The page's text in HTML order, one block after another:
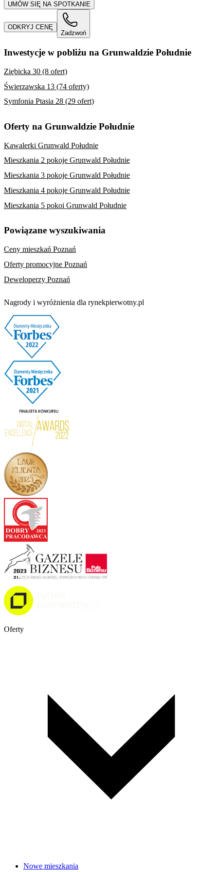
UMÓW SIĘ NA SPOTKANIE
ODKRYJ CENĘ
Zadzwoń
Inwestycje w pobliżu na Grunwaldzie Południe
Ziębicka 30 (8 ofert)
Świerzawska 13 (74 oferty)
Symfonia Ptasia 28 (29 ofert)
Oferty na Grunwaldzie Południe
Kawalerki Grunwald Południe
Mieszkania 2 pokoje Grunwald Południe
Mieszkania 3 pokoje Grunwald Południe
Mieszkania 4 pokoje Grunwald Południe
Mieszkania 5 pokoi Grunwald Południe
Powiązane wyszukiwania
Ceny mieszkań Poznań
Oferty promocyjne Poznań
Deweloperzy Poznań
Nagrody i wyróżnienia dla rynekpierwotny.pl
Oferty
Nowe mieszkania